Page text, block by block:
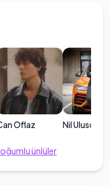
Oflaz Nil Ulusoy
ünlüler